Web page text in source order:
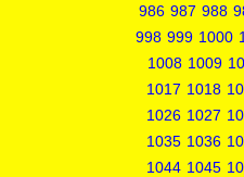
986 987 988
998 999 1000
1008 1009
1017 1018
1026 1027
1035 1036
1044 1045